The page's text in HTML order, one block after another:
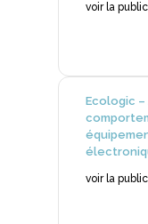
voir la
Ecologic –
voir la